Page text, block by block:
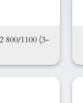
800/1100 (3-